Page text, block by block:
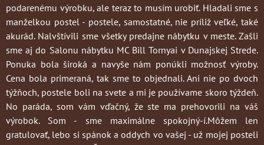
podarenému výrobku, ale teraz to musím urobiť. Hladali sme s
manželkou postel - postele, samostatné, nie príliž veľké, také
akurád. Nalvštívili sme všetky predajne nábytku v meste. Zašli
sme aj do Salonu nábytku MC Bill Tornyai v Dunajskej Strede.
Ponuka bola široká a navyše nám ponúkli možnosť výroby.
Cena bola primeraná, tak sme to objednali. Ani nie po dvoch
týžňoch, postele boli na svete a mi je používame skoro týždeň.
No paráda, som vám vďačný, že ste ma prehovorili na váš
výrobok. Som - sme maximálne spokojný-í.Môžem len
gratulovať, lebo si spánok a oddych vo vašej - už mojej posteli